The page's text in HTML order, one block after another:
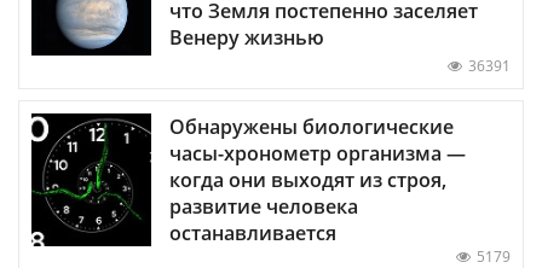
что Земля постепенно заселяет
Венеру жизнью
36391
Обнаружены биологические
часы-хронометр организма —
когда они выходят из строя,
развитие человека
останавливается
5179